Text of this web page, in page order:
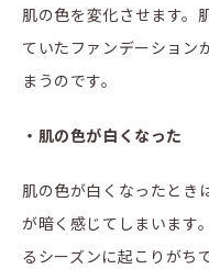
肌の色を変化させます。
ていたファンデーション
まうのです。
・肌の色が白くなった
肌の色が白くなったとき
が暗く感じてしまいます
るシーズンに起こりがち